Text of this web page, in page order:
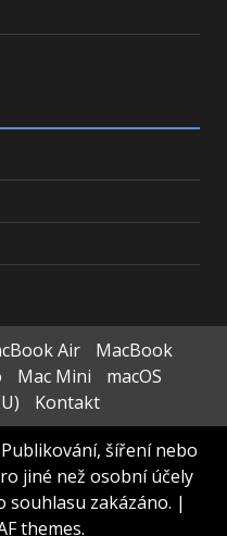
Air
MacBook
Mac Mini
macOS
Kontakt
šíření nebo
jiné než osobní účely
souhlasu zakázáno. |
themes.